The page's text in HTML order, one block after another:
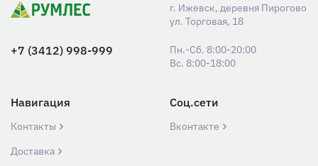
г. Ижевск, деревня Пирогово
ул. Торговая, 18
+7 (3412) 998-999
Пн.-Сб. 8:00-20:00
Вс. 8:00-18:00
Навигация
Контакты
Доставка
Соц.сети
Вконтакте